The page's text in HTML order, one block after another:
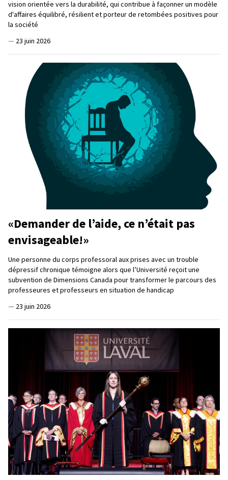
vision orientée vers la durabilité, qui contribue à façonner un modèle
d'affaires équilibré, résilient et porteur de retombées positives pour
la société
— 23 juin 2026
«Demander de l’aide, ce n’était pas
envisageable!»
Une personne du corps professoral aux prises avec un trouble
dépressif chronique témoigne alors que l’Université reçoit une
subvention de Dimensions Canada pour transformer le parcours des
professeures et professeurs en situation de handicap
— 23 juin 2026